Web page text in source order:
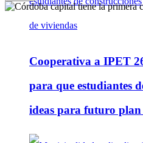
Cooperativa a IPET
para que estudiantes
ideas para futuro plan